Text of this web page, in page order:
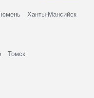
Ханты-Мансийск
Томск